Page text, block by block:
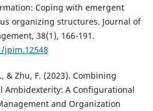
Coping with emergent
organizing structures. Journal of
38(1), 166-191.
jpim.12548
& Zhu, F. (2023). Combining
Ambidexterity: A Configurational
and Organization